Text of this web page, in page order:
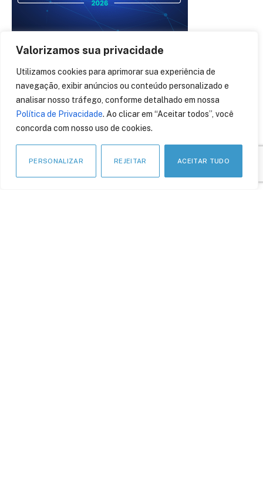
Valorizamos sua privacidade
Utilizamos cookies para aprimorar sua experiência de
navegação, exibir anúncios ou conteúdo personalizado e
analisar nosso tráfego, conforme detalhado em nossa
Política de Privacidade. Ao clicar em “Aceitar todos”, você
concorda com nosso uso de cookies.
PERSONALIZAR REJEITAR ACEITAR TUDO